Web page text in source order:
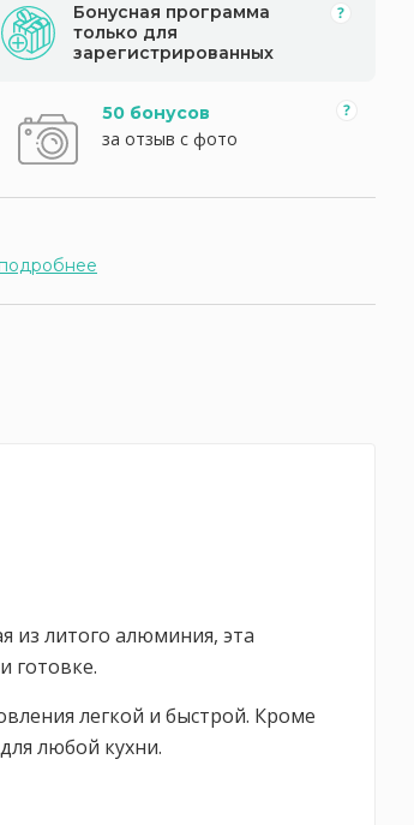
Бонусная программа
только для
зарегистрированных
50 бонусов
за отзыв с фото
подробнее
из литого алюминия, эта
готовке.
легкой и быстрой. Кроме
любой кухни.